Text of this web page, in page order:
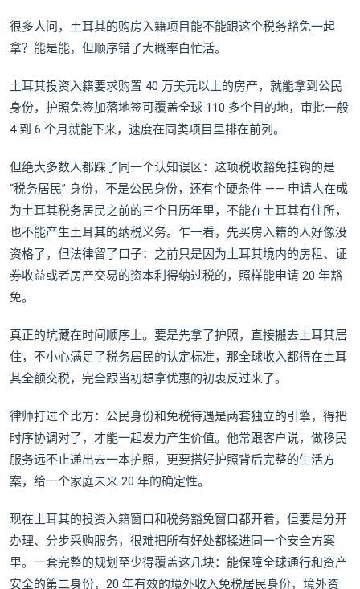
很多人问，土耳其的购房入籍项目能不能跟这个税务豁免一起
拿？能是能，但顺序错了大概率白忙活。
土耳其投资入籍要求购置 40 万美元以上的房产，就能拿到公民
身份，护照免签加落地签可覆盖全球 110 多个目的地，审批一般
4 到 6 个月就能下来，速度在同类项目里排在前列。
但绝大多数人都踩了同一个认知误区：这项税收豁免挂钩的是
“税务居民” 身份，不是公民身份，还有个硬条件 —— 申请人在成
为土耳其税务居民之前的三个日历年里，不能在土耳其有住所，
也不能产生土耳其的纳税义务。乍一看，先买房入籍的人好像没
资格了，但法律留了口子：之前只是因为土耳其境内的房租、证
券收益或者房产交易的资本利得纳过税的，照样能申请 20 年豁
免。
真正的坑藏在时间顺序上。要是先拿了护照，直接搬去土耳其居
住，不小心满足了税务居民的认定标准，那全球收入都得在土耳
其全额交税，完全跟当初想拿优惠的初衷反过来了。
律师打过个比方：公民身份和免税待遇是两套独立的引擎，得把
时序协调对了，才能一起发力产生价值。他常跟客户说，做移民
服务远不止递出去一本护照，更要搭好护照背后完整的生活方
案，给一个家庭未来 20 年的确定性。
现在土耳其的投资入籍窗口和税务豁免窗口都开着，但要是分开
办理、分步采购服务，很难把所有好处都揉进同一个安全方案
里。一套完整的规划至少得覆盖这几块：能保障全球通行和资产
安全的第二身份，20 年有效的境外收入免税居民身份，境外资